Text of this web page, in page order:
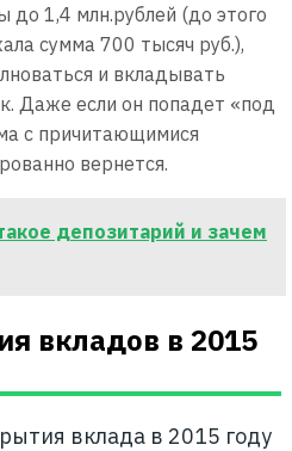
до 1,4 млн.рублей (до этого
сумма 700 тысяч руб.),
и вкладывать
Даже если он попадет «под
с причитающимися
вернется.
депозитарий и зачем
вкладов в 2015
вклада в 2015 году